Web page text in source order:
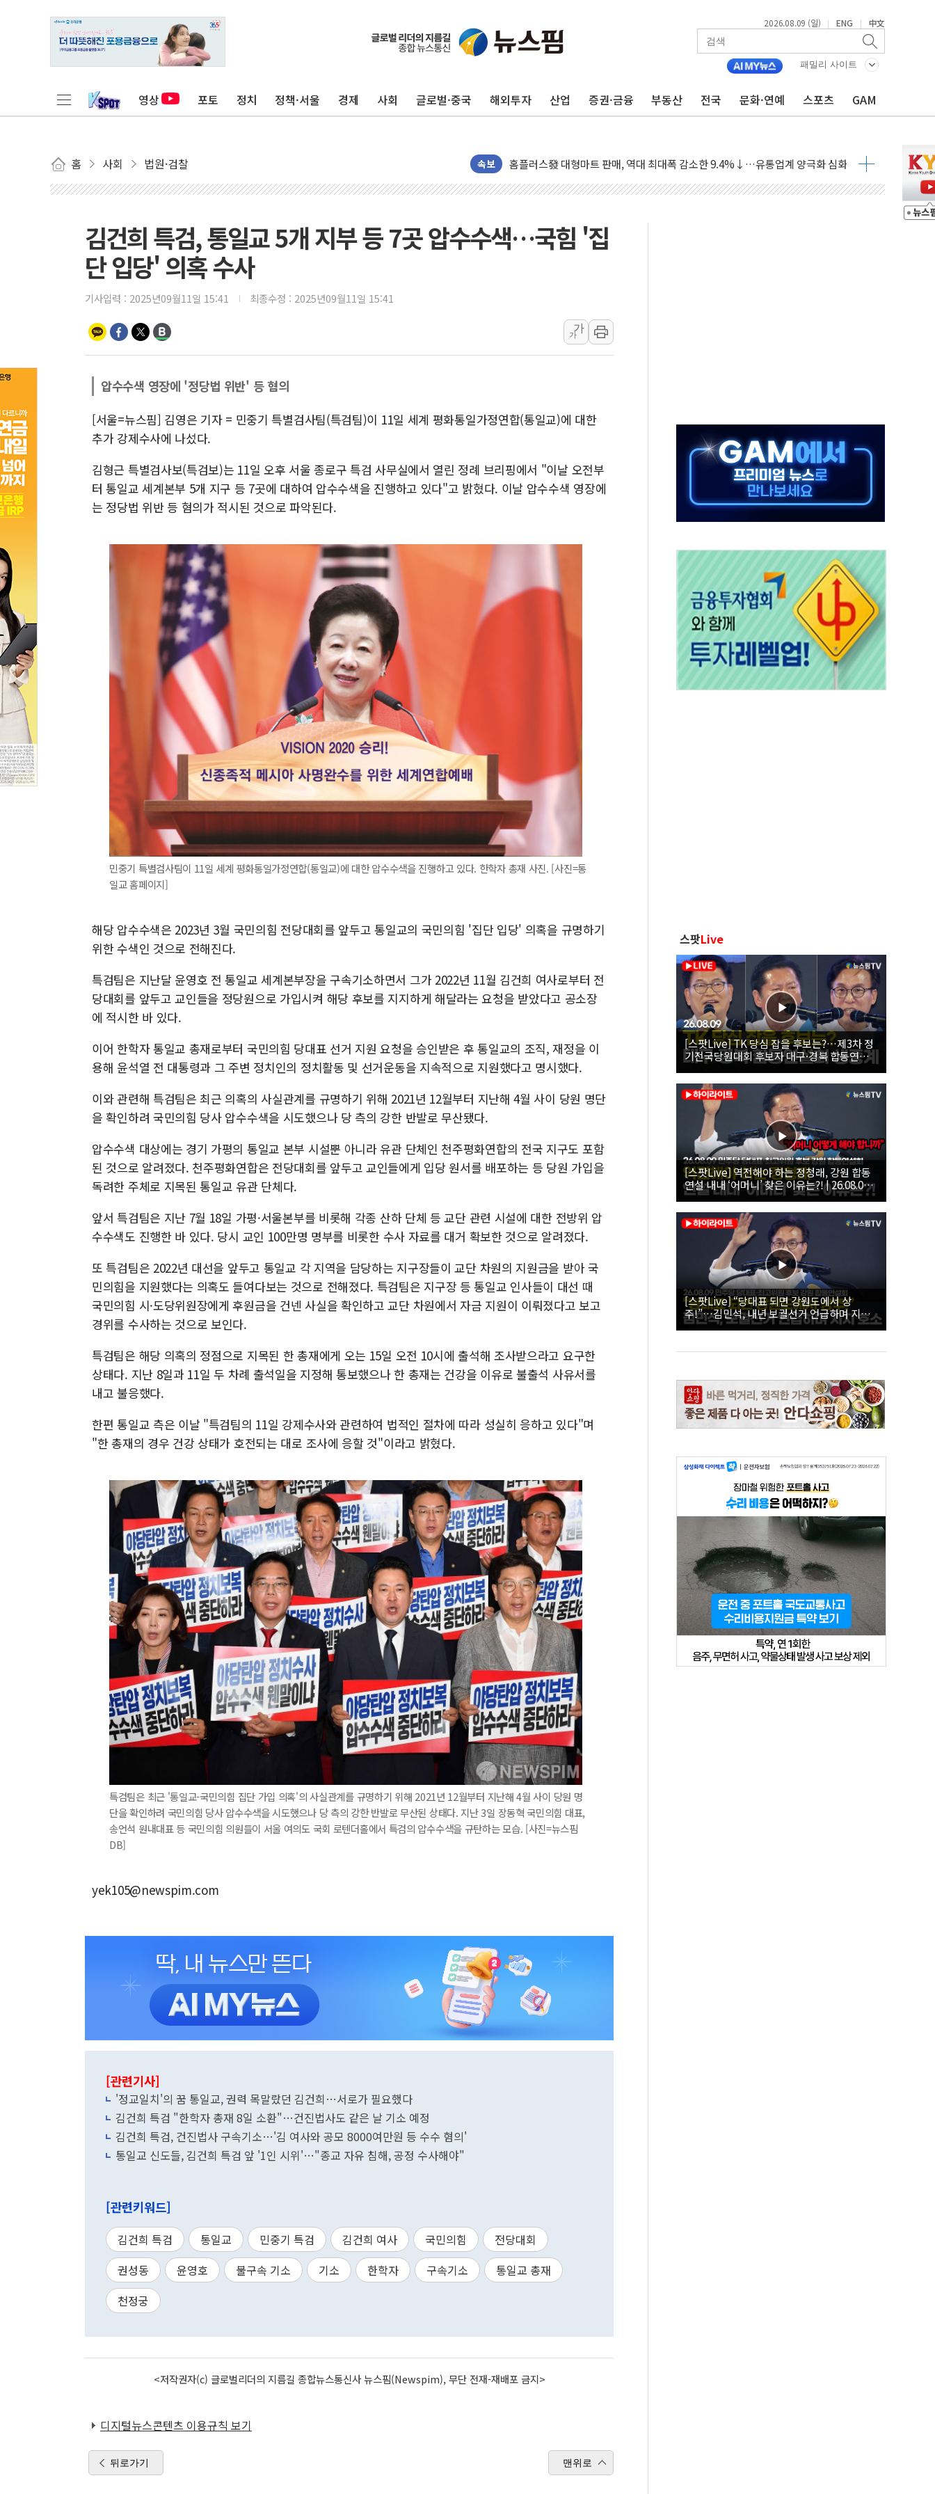
2026.08.09 (일) | ENG | 中文
패밀리 사이트
영상 포토 정치 정책·서울 경제 사회 글로벌·중국 해외투자 산업 증권·금융 부동산 전국 문화·연예 스포츠 GAM
홈 사회 법원·검찰 속보
정재헌 CEO, SKT 장기고객 400명 맞이…"마음 잇는 시간 되길"
최태원, 노소영에 9440억 지급 확정되나…재상고 앞두고 막판 셈법
인천시 광복절 현수막 '태극기 거꾸로' 논란…이틀만에 철거
병무청, 보충역 전면 손질… 예술·체육요원 최대 33% 감축
윤준병·이해민 의원, '정부 특사'로 콜롬비아 대통령 취임식 참석
'호우·산사태 주의보' 울진 시간당 30mm 강한 비...호우 피해 없어
풀무원재단, '국제과학연극제 2026'서 어린이 과학연극 2편 수상
현대그린푸드 '텍사스로드하우스' 잠실점, 직장인 핫플레이스로 부상
삼성전자, 美국립연구소와 영하 30도 극저온 난방기술 개발한다
[인사] 국무조정실·국무총리비서실
박형수 의원 '선관위 견제·감독 강화' 2개 법 대표 발의
장동혁, 李 대통령에 "결혼 페널티 만든 건 이 정권…신생아 특례 대출까지 줄여"
김건희 특검, 통일교 5개 지부 등 7곳 압수수색…국힘 '집
단 입당' 의혹 수사
기사입력 : 2025년09월11일 15:41 최종수정 : 2025년09월11일 15:41
가
가
압수수색 영장에 '정당법 위반' 등 혐의
[서울=뉴스핌] 김영은 기자 = 민중기 특별검사팀(특검팀)이 11일 세계 평화통일가정연합(통일교)에 대한
추가 강제수사에 나섰다.
김형근 특별검사보(특검보)는 11일 오후 서울 종로구 특검 사무실에서 열린 정례 브리핑에서 "이날 오전부
터 통일교 세계본부 5개 지구 등 7곳에 대하여 압수수색을 진행하고 있다"고 밝혔다. 이날 압수수색 영장에
는 정당법 위반 등 혐의가 적시된 것으로 파악된다.
민중기 특별검사팀이 11일 세계 평화통일가정연합(통일교)에 대한 압수수색을 진행하고 있다. 한학자 총재 사진. [사진=통
일교 홈페이지]
해당 압수수색은 2023년 3월 국민의힘 전당대회를 앞두고 통일교의 국민의힘 '집단 입당' 의혹을 규명하기
위한 수색인 것으로 전해진다.
특검팀은 지난달 윤영호 전 통일교 세계본부장을 구속기소하면서 그가 2022년 11월 김건희 여사로부터 전
당대회를 앞두고 교인들을 정당원으로 가입시켜 해당 후보를 지지하게 해달라는 요청을 받았다고 공소장
에 적시한 바 있다.
이어 한학자 통일교 총재로부터 국민의힘 당대표 선거 지원 요청을 승인받은 후 통일교의 조직, 재정을 이
용해 윤석열 전 대통령과 그 주변 정치인의 정치활동 및 선거운동을 지속적으로 지원했다고 명시했다.
이와 관련해 특검팀은 최근 의혹의 사실관계를 규명하기 위해 2021년 12월부터 지난해 4월 사이 당원 명단
을 확인하려 국민의힘 당사 압수수색을 시도했으나 당 측의 강한 반발로 무산됐다.
압수수색 대상에는 경기 가평의 통일교 본부 시설뿐 아니라 유관 단체인 천주평화연합의 전국 지구도 포함
된 것으로 알려졌다. 천주평화연합은 전당대회를 앞두고 교인들에게 입당 원서를 배포하는 등 당원 가입을
독려한 주체로 지목된 통일교 유관 단체다.
앞서 특검팀은 지난 7월 18일 가평·서울본부를 비롯해 각종 산하 단체 등 교단 관련 시설에 대한 전방위 압
수수색도 진행한 바 있다. 당시 교인 100만명 명부를 비롯한 수사 자료를 대거 확보한 것으로 알려졌다.
또 특검팀은 2022년 대선을 앞두고 통일교 각 지역을 담당하는 지구장들이 교단 차원의 지원금을 받아 국
민의힘을 지원했다는 의혹도 들여다보는 것으로 전해졌다. 특검팀은 지구장 등 통일교 인사들이 대선 때
국민의힘 시·도당위원장에게 후원금을 건넨 사실을 확인하고 교단 차원에서 자금 지원이 이뤄졌다고 보고
경위를 수사하는 것으로 보인다.
특검팀은 해당 의혹의 정점으로 지목된 한 총재에게 오는 15일 오전 10시에 출석해 조사받으라고 요구한
상태다. 지난 8일과 11일 두 차례 출석일을 지정해 통보했으나 한 총재는 건강을 이유로 불출석 사유서를
내고 불응했다.
한편 통일교 측은 이날 "특검팀의 11일 강제수사와 관련하여 법적인 절차에 따라 성실히 응하고 있다"며
"한 총재의 경우 건강 상태가 호전되는 대로 조사에 응할 것"이라고 밝혔다.
특검팀은 최근 '통일교-국민의힘 집단 가입 의혹'의 사실관계를 규명하기 위해 2021년 12월부터 지난해 4월 사이 당원 명
단을 확인하려 국민의힘 당사 압수수색을 시도했으나 당 측의 강한 반발로 무산된 상태다. 지난 3일 장동혁 국민의힘 대표,
송언석 원내대표 등 국민의힘 의원들이 서울 여의도 국회 로텐더홀에서 특검의 압수수색을 규탄하는 모습. [사진=뉴스핌
DB]
yek105@newspim.com
[관련기사]
'정교일치'의 꿈 통일교, 권력 목말랐던 김건희…서로가 필요했다
김건희 특검 "한학자 총재 8일 소환"…건진법사도 같은 날 기소 예정
김건희 특검, 건진법사 구속기소…'김 여사와 공모 8000여만원 등 수수 혐의'
통일교 신도들, 김건희 특검 앞 '1인 시위'…"종교 자유 침해, 공정 수사해야"
[관련키워드]
김건희 특검 통일교 민중기 특검 김건희 여사 국민의힘
전당대회
권성동
윤영호 불구속 기소 기소 한학자 구속기소
통일교 총재
천정궁
<저작권자(c) 글로벌리더의 지름길 종합뉴스통신사 뉴스핌(Newspim), 무단 전재-재배포 금지>
디지털뉴스콘텐츠 이용규칙 보기
뒤로가기 맨위로
스팟Live
[스팟Live] TK 당심 잡을 후보는?…제3차 정
기전국당원대회 후보자 대구·경북 합동연설
회 생중계 | 26.08.09
[스팟Live] 역전해야 하는 정청래, 강원 합동
연설 내내 ‘어머니’ 찾은 이유는?! | 26.08.09
더불어민주당 당대표·최고위원 후보 강원 합
동연설회
[스팟Live] “당대표 되면 강원도에서 상
주!”…김민석, 내년 보궐선거 언급하며 지지
호소 | 26.08.09 더불어민주당 당대표·최고위